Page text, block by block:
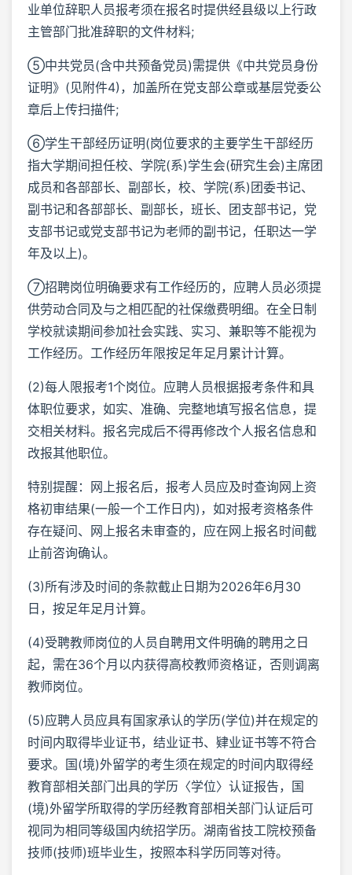
业单位辞职人员报考须在报名时提供经县级以上行政
主管部门批准辞职的文件材料;
⑤中共党员(含中共预备党员)需提供《中共党员身份
证明》(见附件4)，加盖所在党支部公章或基层党委公
章后上传扫描件;
⑥学生干部经历证明(岗位要求的主要学生干部经历
指大学期间担任校、学院(系)学生会(研究生会)主席团
成员和各部部长、副部长，校、学院(系)团委书记、
副书记和各部部长、副部长，班长、团支部书记，党
支部书记或党支部书记为老师的副书记，任职达一学
年及以上)。
⑦招聘岗位明确要求有工作经历的，应聘人员必须提
供劳动合同及与之相匹配的社保缴费明细。在全日制
学校就读期间参加社会实践、实习、兼职等不能视为
工作经历。工作经历年限按足年足月累计计算。
(2)每人限报考1个岗位。应聘人员根据报考条件和具
体职位要求，如实、准确、完整地填写报名信息，提
交相关材料。报名完成后不得再修改个人报名信息和
改报其他职位。
特别提醒：网上报名后，报考人员应及时查询网上资
格初审结果(一般一个工作日内)，如对报考资格条件
存在疑问、网上报名未审查的，应在网上报名时间截
止前咨询确认。
(3)所有涉及时间的条款截止日期为2026年6月30
日，按足年足月计算。
(4)受聘教师岗位的人员自聘用文件明确的聘用之日
起，需在36个月以内获得高校教师资格证，否则调离
教师岗位。
(5)应聘人员应具有国家承认的学历(学位)并在规定的
时间内取得毕业证书，结业证书、肄业证书等不符合
要求。国(境)外留学的考生须在规定的时间内取得经
教育部相关部门出具的学历〈学位〉认证报告，国
(境)外留学所取得的学历经教育部相关部门认证后可
视同为相同等级国内统招学历。湖南省技工院校预备
技师(技师)班毕业生，按照本科学历同等对待。